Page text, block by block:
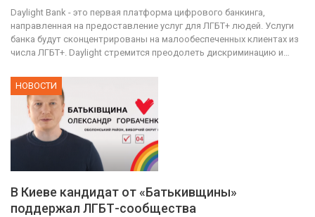
Daylight Bank - это первая платформа цифрового банкинга,
направленная на предоставление услуг для ЛГБТ+ людей. Услуги
банка будут сконцентрированы на малообеспеченных клиентах из
числа ЛГБТ+. Daylight стремится преодолеть дискриминацию и…
НОВОСТИ
В Киеве кандидат от «Батькивщины»
поддержал ЛГБТ-сообщества